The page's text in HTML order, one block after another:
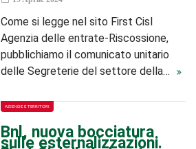
Come si legge nel sito First Cisl
Agenzia delle entrate-Riscossione,
pubblichiamo il comunicato unitario
delle Segreterie del settore della…
AZIENDE E TERRITORI
Bnl, nuova bocciatura
sulle esternalizzazioni.